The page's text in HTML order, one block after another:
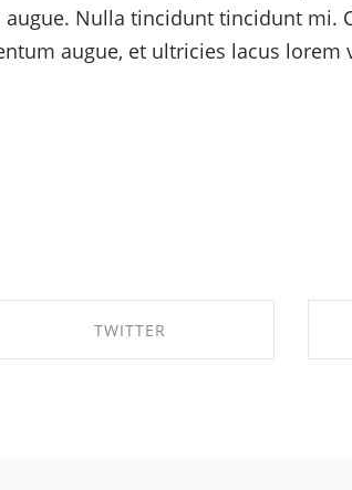
Nulla tincidunt tincidunt mi.
augue, et ultricies lacus lorem
TWITTER